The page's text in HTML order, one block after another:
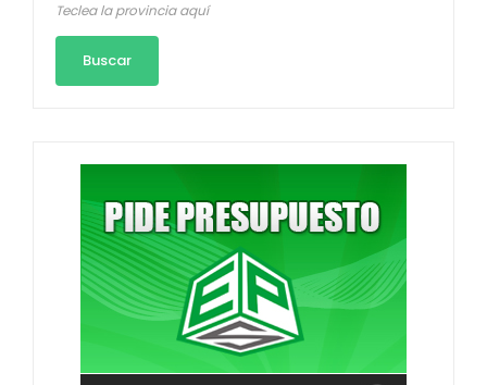
Teclea la provincia aquí